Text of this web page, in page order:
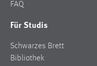
FAQ
Für Studis
Schwarzes Brett
Bibliothek